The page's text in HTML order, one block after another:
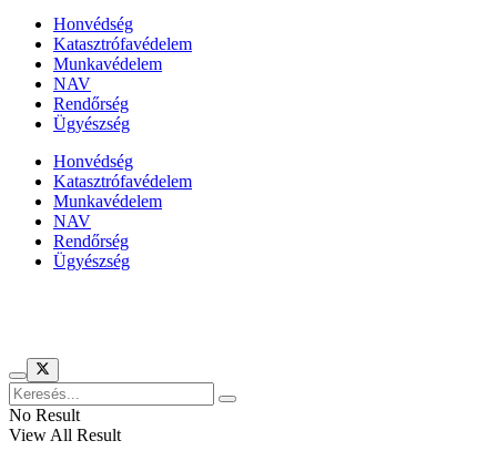
Honvédség
Katasztrófavédelem
Munkavédelem
NAV
Rendőrség
Ügyészség
Honvédség
Katasztrófavédelem
Munkavédelem
NAV
Rendőrség
Ügyészség
No Result
View All Result